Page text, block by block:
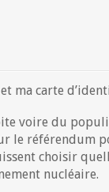
ma carte
voire du
le référendum
choisir
nucléaire.